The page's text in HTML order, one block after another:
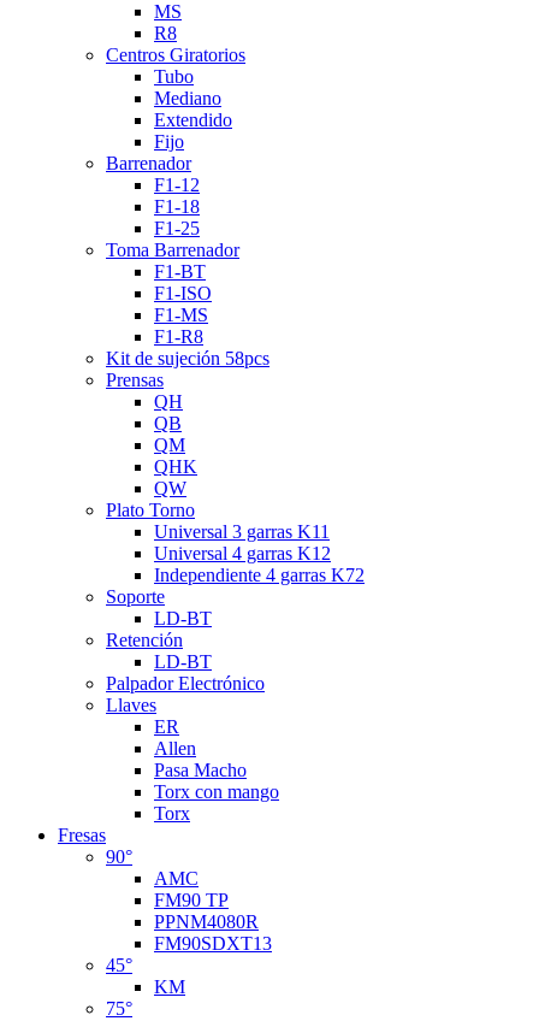
MS
R8
Centros Giratorios
Tubo
Mediano
Extendido
Fijo
Barrenador
F1-12
F1-18
F1-25
Toma Barrenador
F1-BT
F1-ISO
F1-MS
F1-R8
Kit de sujeción 58pcs
Prensas
QH
QB
QM
QHK
QW
Plato Torno
Universal 3 garras K11
Universal 4 garras K12
Independiente 4 garras K72
Soporte
LD-BT
Retención
LD-BT
Palpador Electrónico
Llaves
ER
Allen
Pasa Macho
Torx con mango
Torx
Fresas
90°
AMC
FM90 TP
PPNM4080R
FM90SDXT13
45°
KM
75°